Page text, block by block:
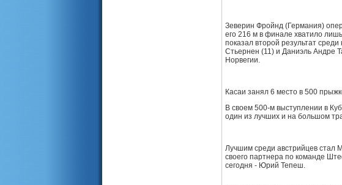
Зеверин Фройнд (Германия)
его 216 м в финале хватило
показал второй результат
Стьернен (11) и Даниэль Андре
Норвегии.
Касаи занял 6 место в 500
В своем 500-м выступлении в
один из лучших и на большом
Лучшим среди австрийцев стал
своего партнера по команде
сегодня - Юрий Тепеш.